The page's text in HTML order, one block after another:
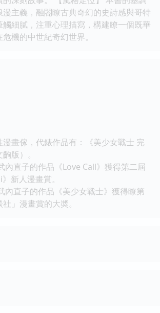
主義，融閤瞭古典奇幻的史詩感與哥特
觸細膩，注重心理描寫，構建瞭一個既華
機的中世紀奇幻世界。
畫傢，代錶作品有：《美少女戰士 完
版）。
直子的作品《Love Call》獲得第二屆
新人漫畫賞。
直子的作品《美少女戰士》獲得瞭第
」漫畫賞的大奬。